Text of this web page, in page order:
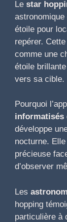
Le star
astronomique
étoile pour
repérer.
comme une
étoile
vers sa cible.
Pourquoi
informatisés
développe
nocturne.
précieuse
d’observer
Les
hopping
particulière à